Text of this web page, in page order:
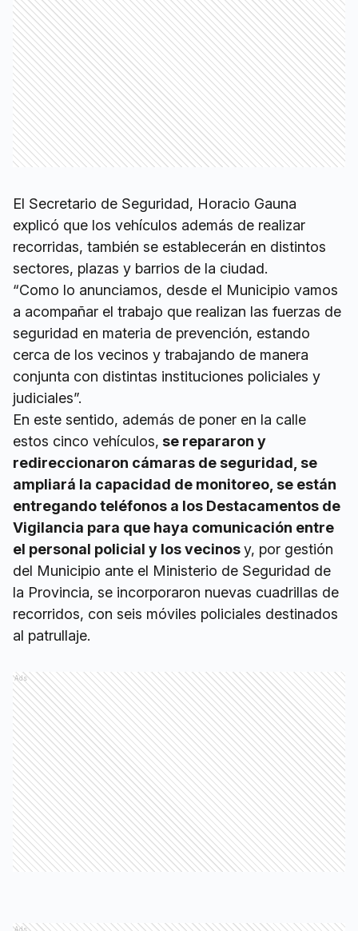
El Secretario de Seguridad, Horacio Gauna
explicó que los vehículos además de realizar
recorridas, también se establecerán en distintos
sectores, plazas y barrios de la ciudad.
“Como lo anunciamos, desde el Municipio vamos
a acompañar el trabajo que realizan las fuerzas de
seguridad en materia de prevención, estando
cerca de los vecinos y trabajando de manera
conjunta con distintas instituciones policiales y
judiciales”.
En este sentido, además de poner en la calle
estos cinco vehículos, se repararon y
redireccionaron cámaras de seguridad, se
ampliará la capacidad de monitoreo, se están
entregando teléfonos a los Destacamentos de
Vigilancia para que haya comunicación entre
el personal policial y los vecinosy, por gestión
del Municipio ante el Ministerio de Seguridad de
la Provincia, se incorporaron nuevas cuadrillas de
recorridos, con seis móviles policiales destinados
al patrullaje.
Ads